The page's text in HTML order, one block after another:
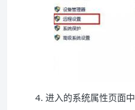
4. 进入的系统属性页面